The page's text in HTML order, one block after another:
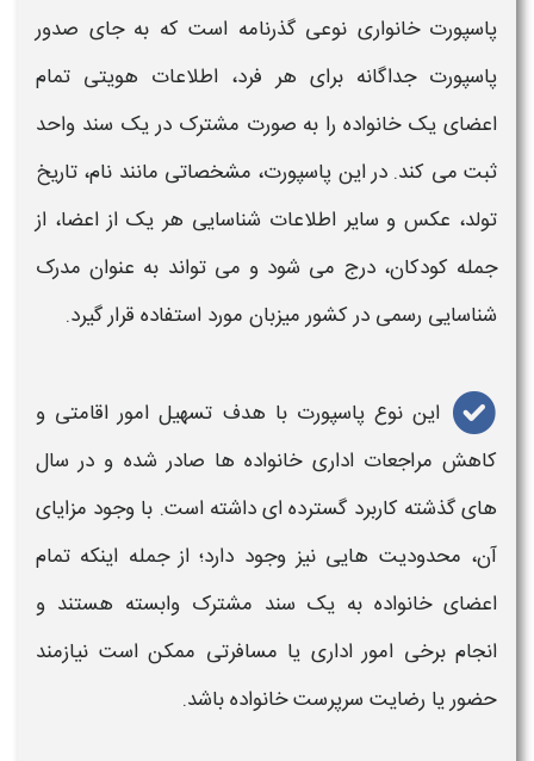
پاسپورت خانواری نوعی گذرنامه است که به‌ جای صدور
پاسپورتجداگانه برای هر فرد، اطلاعات هویتی تمام
اعضای یک خانواده را به‌ صورت مشترک در یک سند واحد
ثبت می‌ کند. در این پاسپورت، مشخصاتی مانند نام، تاریخ
تولد، عکس و سایر اطلاعات شناسایی هر یک از اعضا، از
جمله کودکان، درج می‌ شود و می‌ تواند به‌ عنوان مدرک
شناسایی رسمی در کشور میزبان مورد استفاده قرار گیرد.
این نوعپاسپورتبا هدف تسهیل امور اقامتی و
کاهش مراجعات اداری خانواده‌ ها صادر شده و در سال‌
های گذشته کاربرد گسترده‌ ای داشته است. با وجود مزایای
آن، محدودیت‌ هایی نیز وجود دارد؛ از جمله اینکه تمام
اعضای خانواده به یک سند مشترک وابسته هستند و
انجام برخی امور اداری یا مسافرتی ممکن است نیازمند
حضور یا رضایت سرپرست خانواده باشد.